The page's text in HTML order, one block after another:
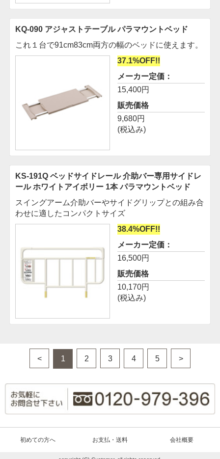
KQ-090 アジャストテーブルパラマウントベッド
これ１台で91cm83cm両方の幅のベッドに使えます。
37.1%OFF!!
メーカー定価：
15,400円
販売価格
9,680円
(税込み)
KS-191Q ベッドサイドレール 介助バー専用サイドレ
ール ホワイトアイボリー 1本パラマウントベッド
スイングアーム介助バーやサイドグリップとの組み合
わせに適したコンパクトサイズ
38.4%OFF!!
メーカー定価：
16,500円
販売価格
10,170円
(税込み)
< 1 2 3 4 5 >
初めての方へ お支払・送料 会社概要